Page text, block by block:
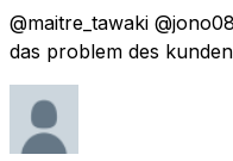
@maitre_tawaki
das problem des